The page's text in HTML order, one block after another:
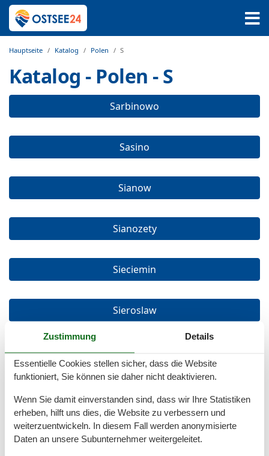
Hauptseite Katalog Polen S
Katalog - Polen - S
Sarbinowo
Sasino
Sianow
Sianozety
Sieciemin
Sieroslaw
Slajszewo
Smoldzino
Zustimmung Details
Essentielle Cookies stellen sicher, dass die Website
funktioniert, Sie können sie daher nicht deaktivieren.
Wenn Sie damit einverstanden sind, dass wir Ihre Statistiken
erheben, hilft uns dies, die Website zu verbessern und
weiterzuentwickeln. In diesem Fall werden anonymisierte
Daten an unsere Subunternehmer weitergeleitet.